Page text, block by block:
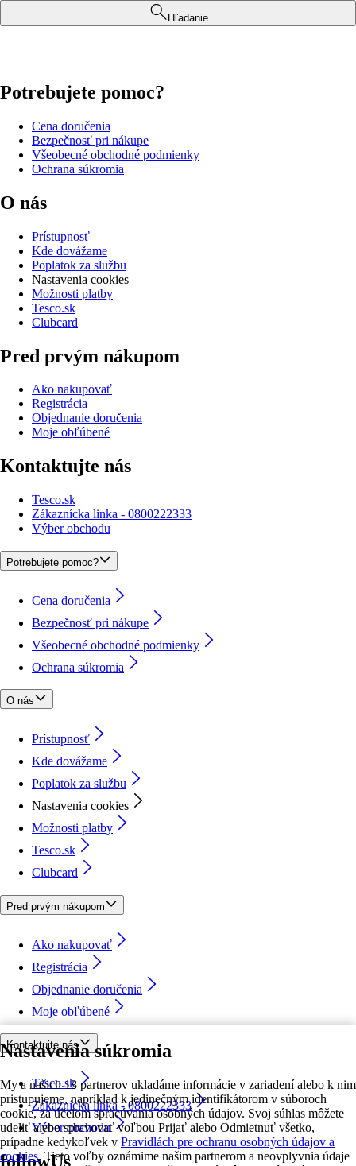
Nastavenia súkromia
My a našich 18 partnerov ukladáme informácie v zariadení alebo k nim
pristupujeme, napríklad k jedinečným identifikátorom v súboroch
cookie, za účelom spracúvania osobných údajov. Svoj súhlas môžete
udeliť alebo spravovať voľbou Prijať alebo Odmietnuť všetko,
prípadne kedykoľvek v Pravidlách pre ochranu osobných údajov a
cookies. Tieto voľby oznámime našim partnerom a neovplyvnia údaje
Hľadanie
Potrebujete pomoc?
Cena doručenia
Bezpečnosť pri nákupe
Všeobecné obchodné podmienky
Ochrana súkromia
O nás
Prístupnosť
Kde dovážame
Poplatok za službu
Nastavenia cookies
Možnosti platby
Tesco.sk
Clubcard
Pred prvým nákupom
Ako nakupovať
Registrácia
Objednanie doručenia
Moje obľúbené
Kontaktujte nás
Tesco.sk
Zákaznícka linka - 0800222333
Výber obchodu
Potrebujete pomoc?
Cena doručenia
Bezpečnosť pri nákupe
Všeobecné obchodné podmienky
Ochrana súkromia
O nás
Prístupnosť
Kde dovážame
Poplatok za službu
Nastavenia cookies
Možnosti platby
Tesco.sk
Clubcard
Pred prvým nákupom
Ako nakupovať
Registrácia
Objednanie doručenia
Moje obľúbené
Kontaktujte nás
Tesco.sk
Zákaznícka linka - 0800222333
Výber obchodu
followUs